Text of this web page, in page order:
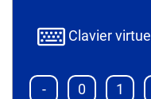
Clavier virtuel
- 0 1